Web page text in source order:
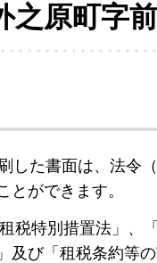
之原町字
した書面は、法令
とができます。
租税特別措置法」
及び「租税条約等